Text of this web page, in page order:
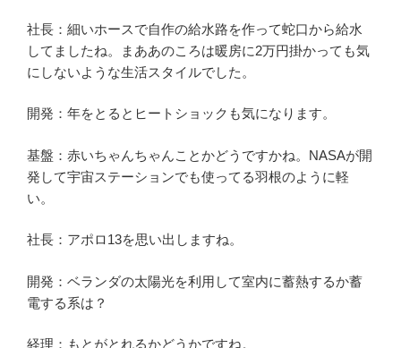
社長：細いホースで自作の給水路を作って蛇口から給水
してましたね。まああのころは暖房に2万円掛かっても気
にしないような生活スタイルでした。
開発：年をとるとヒートショックも気になります。
基盤：赤いちゃんちゃんことかどうですかね。NASAが開
発して宇宙ステーションでも使ってる羽根のように軽
い。
社長：アポロ13を思い出しますね。
開発：ベランダの太陽光を利用して室内に蓄熱するか蓄
電する系は？
経理：もとがとれるかどうかですね。